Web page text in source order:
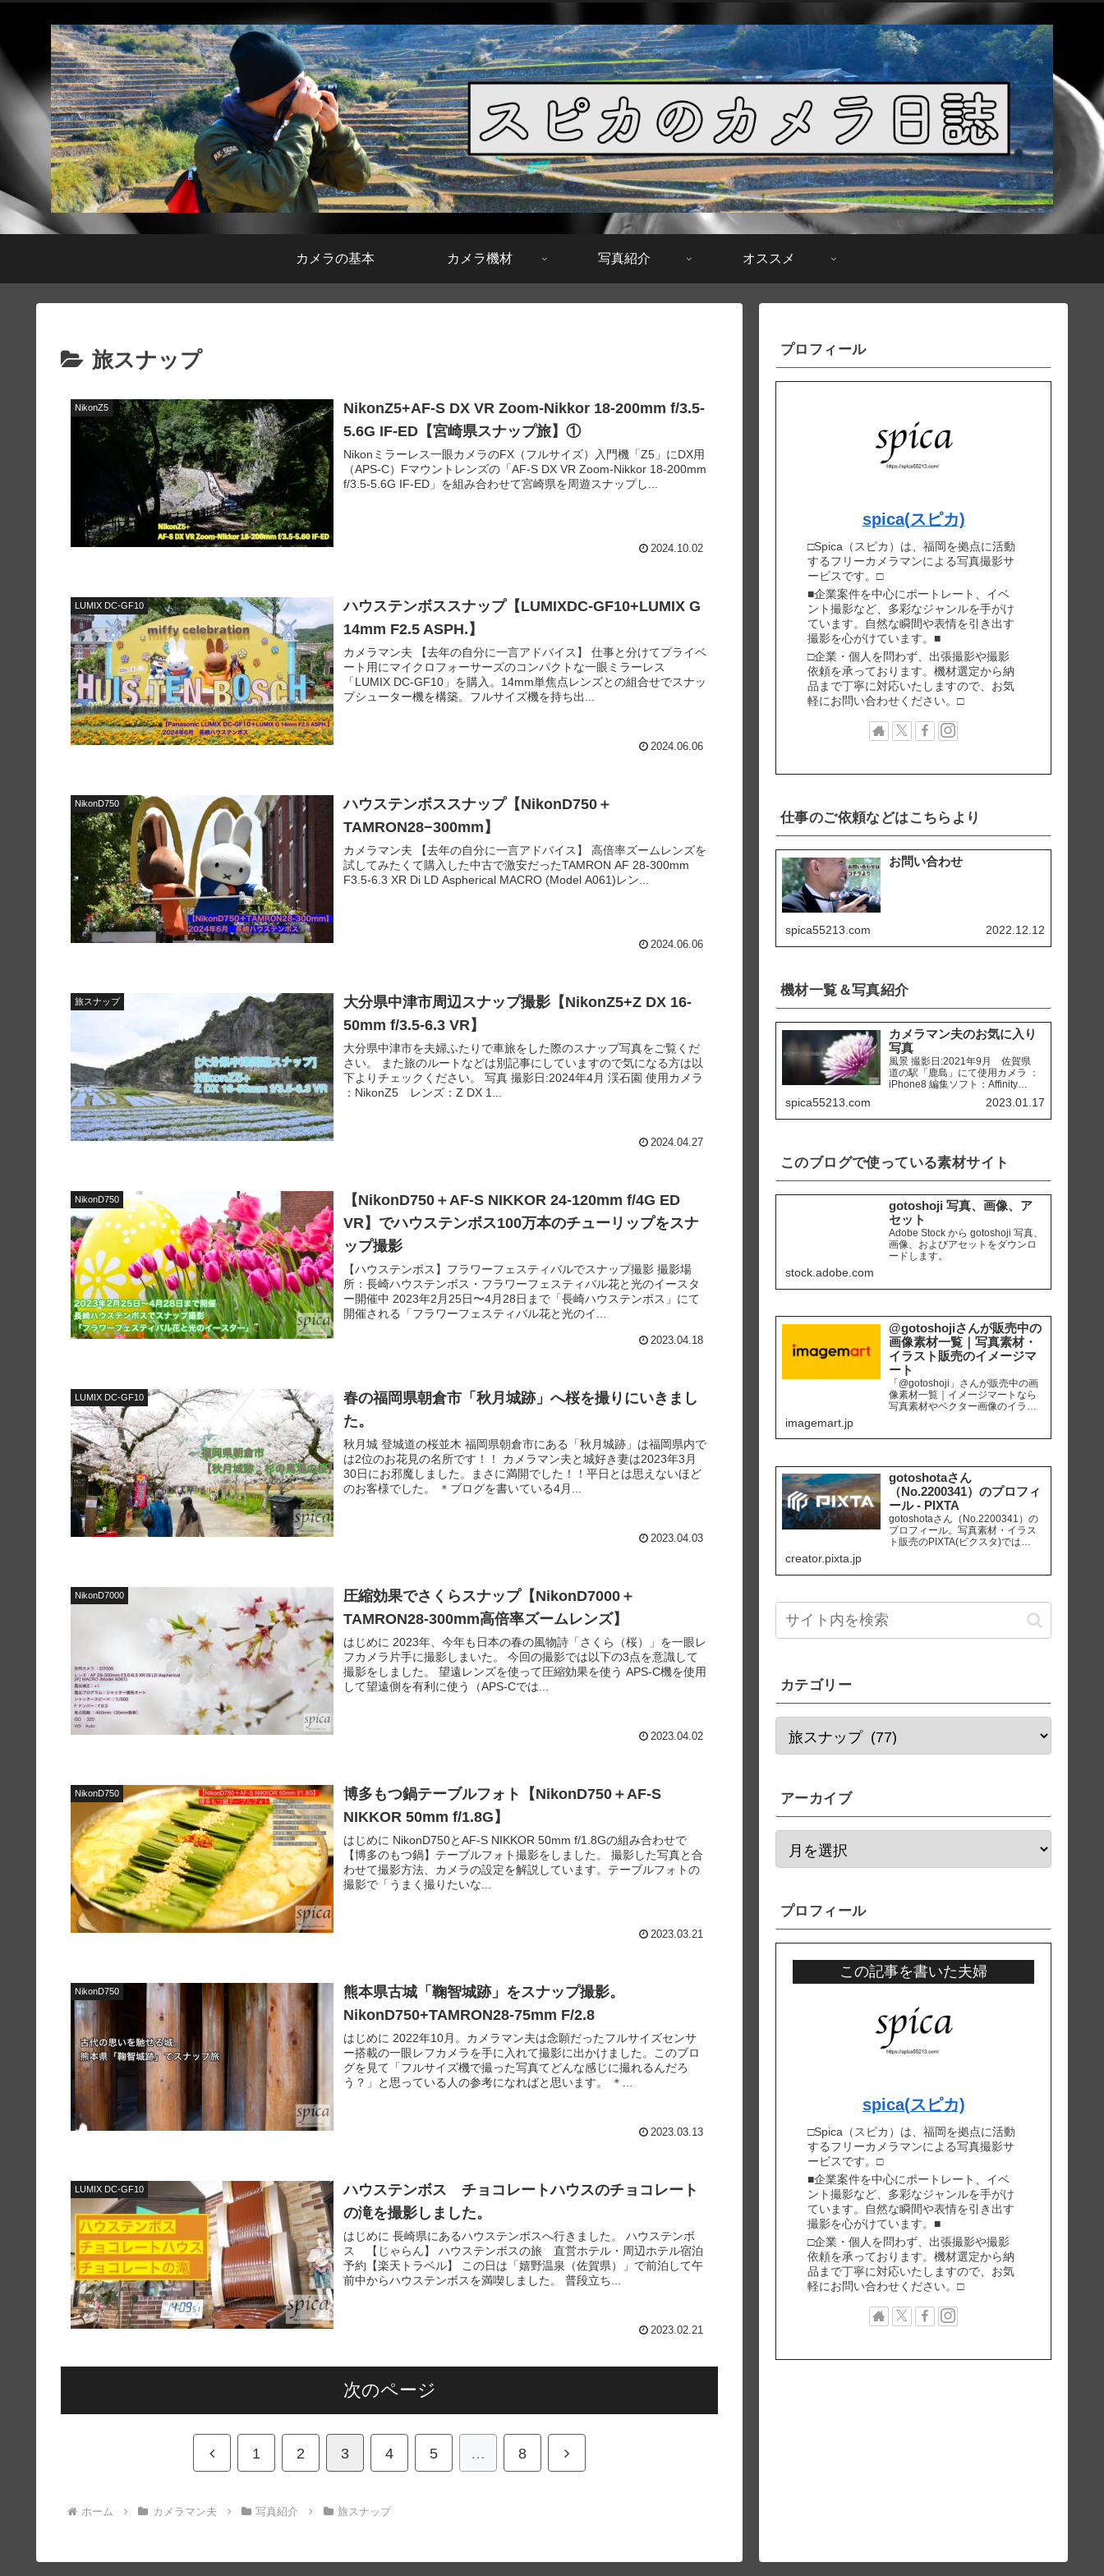
カメラの基本 カメラ機材 写真紹介 オススメ
旅スナップ
NikonZ5
NikonZ5+AF-S DX VR Zoom-Nikkor 18-200mm f/3.5-
5.6G IF-ED【宮崎県スナップ旅】①
Nikonミラーレス一眼カメラのFX（フルサイズ）入門機「Z5」にDX用
（APS-C）Fマウントレンズの「AF-S DX VR Zoom-Nikkor 18-200mm
f/3.5-5.6G IF-ED」を組み合わせて宮崎県を周遊スナップし...
2024.10.02
LUMIX DC-GF10
ハウステンボススナップ【LUMIXDC-GF10+LUMIX G
14mm F2.5 ASPH.】
カメラマン夫 【去年の自分に一言アドバイス】 仕事と分けてプライベ
ート用にマイクロフォーサーズのコンパクトな一眼ミラーレス
「LUMIX DC-GF10」を購入。14mm単焦点レンズとの組合せでスナッ
プシューター機を構築。フルサイズ機を持ち出...
2024.06.06
NikonD750
ハウステンボススナップ【NikonD750＋
TAMRON28−300mm】
カメラマン夫 【去年の自分に一言アドバイス】 高倍率ズームレンズを
試してみたくて購入した中古で激安だったTAMRON AF 28-300mm
F3.5-6.3 XR Di LD Aspherical MACRO (Model A061)レン...
2024.06.06
旅スナップ
大分県中津市周辺スナップ撮影【NikonZ5+Z DX 16-
50mm f/3.5-6.3 VR】
大分県中津市を夫婦ふたりで車旅をした際のスナップ写真をご覧くだ
さい。 また旅のルートなどは別記事にしていますので気になる方は以
下よりチェックください。 写真 撮影日:2024年4月 渓石園 使用カメラ
：NikonZ5 レンズ：Z DX 1...
2024.04.27
NikonD750
【NikonD750＋AF-S NIKKOR 24-120mm f/4G ED
VR】でハウステンボス100万本のチューリップをスナ
ップ撮影
【ハウステンボス】フラワーフェスティバルでスナップ撮影 撮影場
所：長崎ハウステンボス・フラワーフェスティバル花と光のイースタ
ー開催中 2023年2月25日〜4月28日まで「長崎ハウステンボス」にて
開催される「フラワーフェスティバル花と光のイ...
2023.04.18
LUMIX DC-GF10
春の福岡県朝倉市「秋月城跡」へ桜を撮りにいきまし
た。
秋月城 登城道の桜並木 福岡県朝倉市にある「秋月城跡」は福岡県内で
は2位のお花見の名所です！！ カメラマン夫と城好き妻は2023年3月
30日にお邪魔しました。まさに満開でした！！平日とは思えないほど
のお客様でした。 ＊ブログを書いている4月...
2023.04.03
NikonD7000
圧縮効果でさくらスナップ【NikonD7000＋
TAMRON28-300mm高倍率ズームレンズ】
はじめに 2023年、今年も日本の春の風物詩「さくら（桜）」を一眼レ
フカメラ片手に撮影しまいた。 今回の撮影では以下の3点を意識して
撮影をしました。 望遠レンズを使って圧縮効果を使う APS-C機を使用
して望遠側を有利に使う（APS-Cでは...
2023.04.02
NikonD750
博多もつ鍋テーブルフォト【NikonD750＋AF-S
NIKKOR 50mm f/1.8G】
はじめに NikonD750とAF-S NIKKOR 50mm f/1.8Gの組み合わせで
【博多のもつ鍋】テーブルフォト撮影をしました。 撮影した写真と合
わせて撮影方法、カメラの設定を解説しています。テーブルフォトの
撮影で「うまく撮りたいな...
2023.03.21
NikonD750
熊本県古城「鞠智城跡」をスナップ撮影。
NikonD750+TAMRON28-75mm F/2.8
はじめに 2022年10月。カメラマン夫は念願だったフルサイズセンサ
ー搭載の一眼レフカメラを手に入れて撮影に出かけました。このブロ
グを見て「フルサイズ機で撮った写真てどんな感じに撮れるんだろ
う？」と思っている人の参考になればと思います。 ＊...
2023.03.13
LUMIX DC-GF10
ハウステンボス チョコレートハウスのチョコレート
の滝を撮影しました。
はじめに 長崎県にあるハウステンボスへ行きました。 ハウステンボ
ス 【じゃらん】 ハウステンボスの旅 直営ホテル・周辺ホテル宿泊
予約【楽天トラベル】 この日は「嬉野温泉（佐賀県）」で前泊して午
前中からハウステンボスを満喫しました。 普段立ち...
2023.02.21
次のページ
前 1 2 3 4 5 … 8 次
ホーム カメラマン夫 写真紹介 旅スナップ
プロフィール
spica(スピカ)
□Spica（スピカ）は、福岡を拠点に活動
するフリーカメラマンによる写真撮影サ
ービスです。□
■企業案件を中心にポートレート、イベ
ント撮影など、多彩なジャンルを手がけ
ています。自然な瞬間や表情を引き出す
撮影を心がけています。■
□企業・個人を問わず、出張撮影や撮影
依頼を承っております。機材選定から納
品まで丁寧に対応いたしますので、お気
軽にお問い合わせください。□
仕事のご依頼などはこちらより
お問い合わせ
spica55213.com 2022.12.12
機材一覧＆写真紹介
カメラマン夫のお気に入り
写真
風景 撮影日:2021年9月 佐賀県
道の駅「鹿島」にて使用カメラ ：
iPhone8 編集ソフト：Affinity
天草市 「ホテルアレグリアガー
デンズ天草」にて使用カメラ ：
spica55213.com 2023.01.17
このブログで使っている素材サイト
gotoshoji 写真、画像、ア
セット
Adobe Stock から gotoshoji 写真、
画像、およびアセットをダウンロ
ードします。
stock.adobe.com
@gotoshojiさんが販売中の
画像素材一覧｜写真素材・
イラスト販売のイメージマ
ート
「@gotoshoji」さんが販売中の画
像素材一覧｜イメージマートなら
写真素材やベクター画像のイラス
購入可能です。個人、商用を問わ
イヤリティフリー画像を、広報、
販促、社内資料作り、サイト運営
等にご活用ください。
imagemart.jp
gotoshotaさん
（No.2200341）のプロフィ
ール - PIXTA
gotoshotaさん（No.2200341）の
プロフィール。写真素材・イラス
ト販売のPIXTA(ピクスタ)では
550円から購入可能です。毎週更新
creator.pixta.jp
カテゴリー
アーカイブ
プロフィール
この記事を書いた夫婦
spica(スピカ)
□Spica（スピカ）は、福岡を拠点に活動
するフリーカメラマンによる写真撮影サ
ービスです。□
■企業案件を中心にポートレート、イベ
ント撮影など、多彩なジャンルを手がけ
ています。自然な瞬間や表情を引き出す
撮影を心がけています。■
□企業・個人を問わず、出張撮影や撮影
依頼を承っております。機材選定から納
品まで丁寧に対応いたしますので、お気
軽にお問い合わせください。□